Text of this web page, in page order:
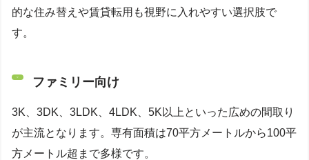
的な住み替えや賃貸転用も視野に入れやすい選択肢で
す。
ファミリー向け
3K、3DK、3LDK、4LDK、5K以上といった広めの間取り
が主流となります。専有面積は70平方メートルから100平
方メートル超まで多様です。